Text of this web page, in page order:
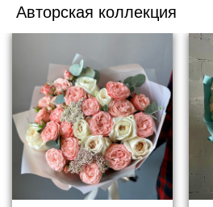
Авторская коллекция